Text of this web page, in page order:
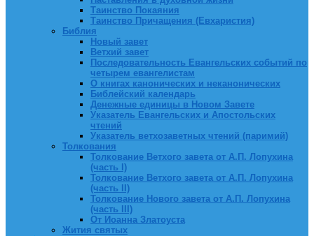
Таинство Покаяния
Таинство Причащения (Евхаристия)
Библия
Новый завет
Ветхий завет
Последовательность Евангельских событий по
четырем евангелистам
О книгах канонических и неканонических
Библейский календарь
Денежные единицы в Новом Завете
Указатель Евангельских и Апостольских
чтений
Указатель ветхозаветных чтений (паримий)
Толкования
Толкование Ветхого завета от А.П. Лопухина
(часть I)
Толкование Ветхого завета от А.П. Лопухина
(часть II)
Толкование Нового завета от А.П. Лопухина
(часть III)
От Иоанна Златоуста
Жития святых